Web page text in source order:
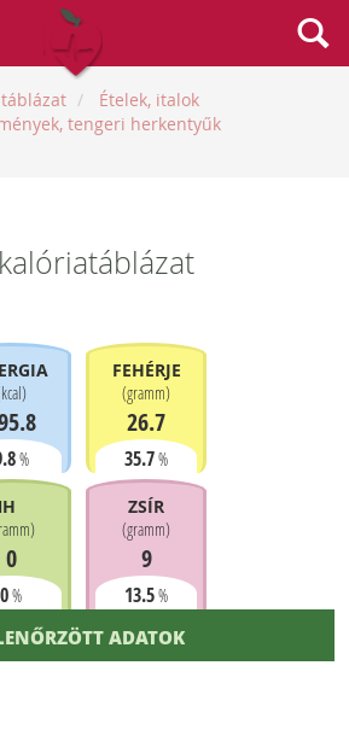
Ételek, italok
tengeri herkentyűk
kcal)
%
FEHÉRJE
(gramm)
26.7
35.7%
)
0
0%
ZSÍR
(gramm)
9
13.5%
ADATOK